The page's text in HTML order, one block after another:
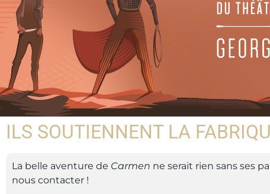
ILS SOUTIENNENT LA
La belle aventure de Carmen ne serait rien sans ses
nous contacter !